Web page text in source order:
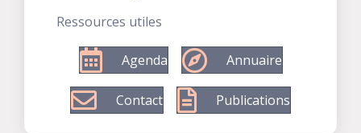
Ressources utiles
Agenda Annuaire
Contact Publications